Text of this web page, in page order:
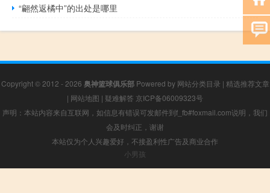
“翩然返橘中”的出处是哪里
Copyright © 2012 - 2026 奥神篮球俱乐部Powered by 网站分类目录 | 精选推荐文章
| 网站地图 | 疑难解答 京ICP备06009323号
声明：本站内容来自互联网，如信息有错误可发邮件到f_fb#foxmail.com说明，我们
会及时纠正，谢谢
本站仅为个人兴趣爱好，不接盈利性广告及商业合作
小男孩